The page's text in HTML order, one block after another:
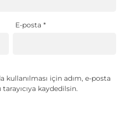
E-posta*
kullanılması için adım, e-posta
kaydedilsin.